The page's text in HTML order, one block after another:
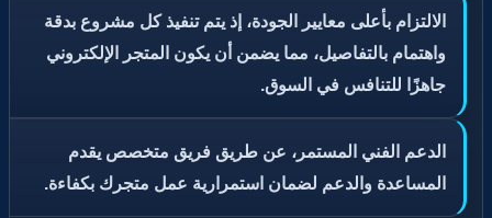
الالتزام بأعلى معايير الجودة، إذ يتم تنفيذ كل مشروع بدقة
واهتمام بالتفاصيل، مما يضمن أن يكون المتجر الإلكتروني
جاهزًا للتنافس في السوق.
الدعم الفني المستمر، عن طريق فريق متخصص يقدم
المساعدة والدعم لضمان استمرارية عمل متجرك بكفاءة.